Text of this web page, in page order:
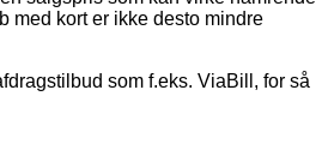
med kort er ikke desto mindre
som f.eks. ViaBill, for så